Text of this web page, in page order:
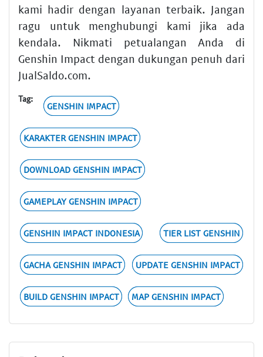
kami hadir dengan layanan terbaik. Jangan
ragu untuk menghubungi kami jika ada
kendala. Nikmati petualangan Anda di
Genshin Impact dengan dukungan penuh dari
JualSaldo.com.
Tag:
GENSHIN IMPACT
KARAKTER GENSHIN IMPACT
DOWNLOAD GENSHIN IMPACT
GAMEPLAY GENSHIN IMPACT
GENSHIN IMPACT INDONESIA TIER LIST GENSHIN
GACHA GENSHIN IMPACT UPDATE GENSHIN IMPACT
BUILD GENSHIN IMPACT MAP GENSHIN IMPACT